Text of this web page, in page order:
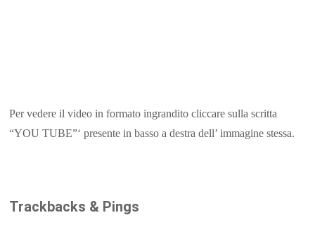
Per vedere il video in formato ingrandito cliccare sulla scritta
“YOU TUBE”‘ presente in basso a destra dell’ immagine stessa.
Trackbacks & Pings